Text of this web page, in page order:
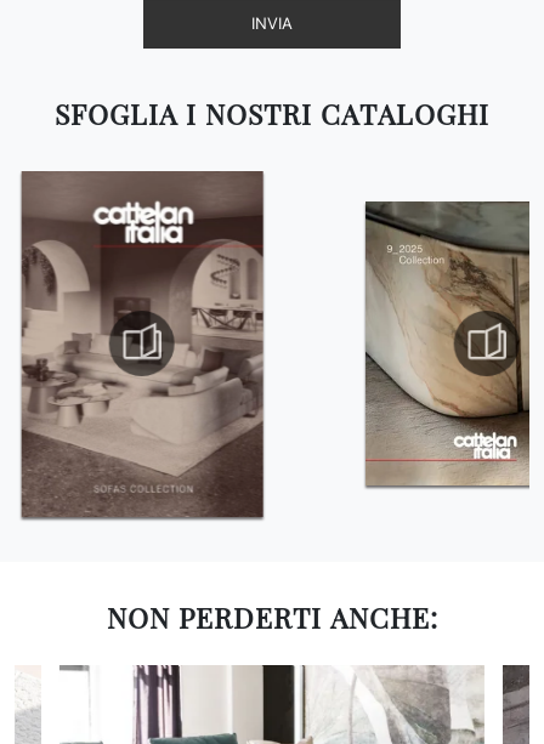
SFOGLIA I NOSTRI CATALOGHI
INVIA
NON PERDERTI ANCHE: